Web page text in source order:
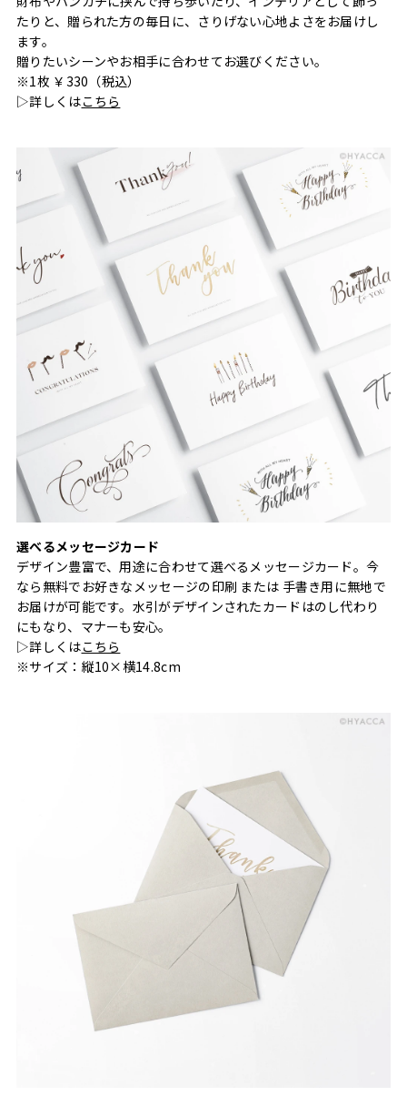
たりと、贈られた方の毎日に、さりげない心地よさをお届けし
ます。
贈りたいシーンやお相手に合わせてお選びください。
※1枚 ￥330（税込）
▷詳しくはこちら
選べるメッセージカード
デザイン豊富で、用途に合わせて選べるメッセージカード。今
なら無料でお好きなメッセージの印刷 または 手書き用に無地で
お届けが可能です。水引がデザインされたカードはのし代わり
にもなり、マナーも安心。
▷詳しくはこちら
※サイズ：縦10×横14.8cm